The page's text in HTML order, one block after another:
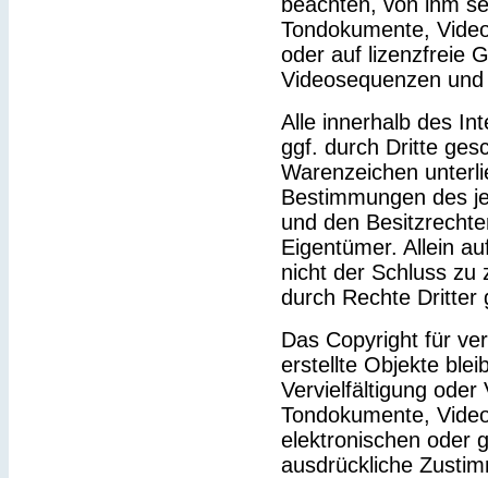
Tondokumente,
oder auf lizenzfreie
Videosequenzen
Alle innerhalb des
ggf. durch Dritte
Warenzeichen
Bestimmungen des
und den
Eigentümer. Allein
nicht der Schluss zu
durch Rechte Dritter
Das Copyright für
erstellte Objekte
Vervielfältigung oder
Tondokumente,
elektronischen oder
ausdrückliche